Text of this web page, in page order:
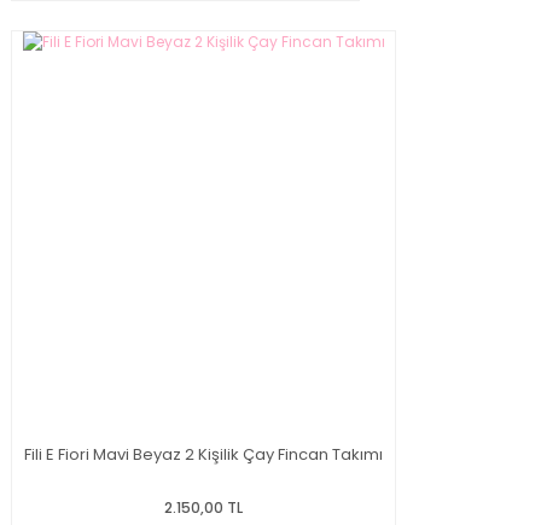
Fili E Fiori Mavi Beyaz 2 Kişilik Çay Fincan Takımı
2.150,00 TL